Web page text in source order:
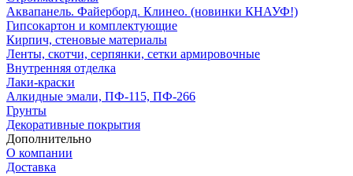
Rocky
Южный
оникс
Альпийский
Аквапанель. Файерборд. Клинео. (новинки КНАУФ!)
Гипсокартон и комплектующие
Кирпич, стеновые материалы
Ленты, скотчи, серпянки, сетки армировочные
Внутренняя отделка
Лаки-краски
Алкидные эмали, ПФ-115, ПФ-266
Грунты
Декоративные покрытия
Дополнительно
О компании
Доставка